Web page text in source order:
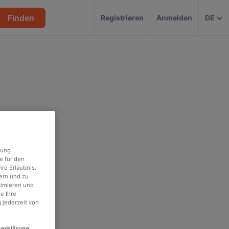
Finden Registrieren Anmelden DE
für den
Erlaubnis.
und zu
und
Ihre
jederzeit von